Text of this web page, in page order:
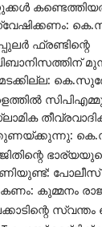
ഫ്രണ്ടിന്റെ
കുമ്മനം